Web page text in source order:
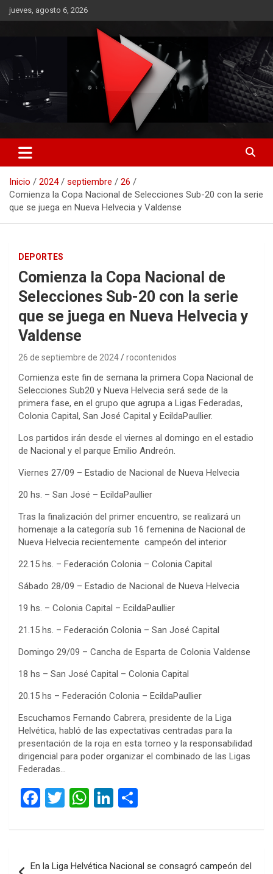
Saltar
al
jueves, agosto 6, 2026
RO CONTENIDOS
Inicio 2024 septiembre
26
Comienza la Copa Nacional de Selecciones Sub-20 con la serie
que se juega en Nueva Helvecia y Valdense
DEPORTES
Comienza la Copa Nacional de
Selecciones Sub-20 con la serie
que se juega en Nueva Helvecia y
Valdense
26 de septiembre de 2024 rocontenidos
Comienza este fin de semana la primera Copa Nacional de
Selecciones Sub20 y Nueva Helvecia será sede de la
primera fase, en el grupo que agrupa a Ligas Federadas,
Colonia Capital, San José Capital y EcildaPaullier.
Los partidos irán desde el viernes al domingo en el estadio
de Nacional y el parque Emilio Andreón.
Viernes 27/09 – Estadio de Nacional de Nueva Helvecia
20 hs. – San José – EcildaPaullier
Tras la finalización del primer encuentro, se realizará un
homenaje a la categoría sub 16 femenina de Nacional de
Nueva Helvecia recientemente campeón del interior
22.15 hs. – Federación Colonia – Colonia Capital
Sábado 28/09 – Estadio de Nacional de Nueva Helvecia
19 hs. – Colonia Capital – EcildaPaullier
21.15 hs. – Federación Colonia – San José Capital
Domingo 29/09 – Cancha de Esparta de Colonia Valdense
18 hs – San José Capital – Colonia Capital
20.15 hs – Federación Colonia – EcildaPaullier
Escuchamos Fernando Cabrera, presidente de la Liga
Helvética, habló de las expectativas centradas para la
presentación de la roja en esta torneo y la responsabilidad
dirigencial para poder organizar el combinado de las Ligas
Federadas…
F
ce
T
tt
W
at
Li
ke m
En la Liga Helvética Nacional se consagró campeón del